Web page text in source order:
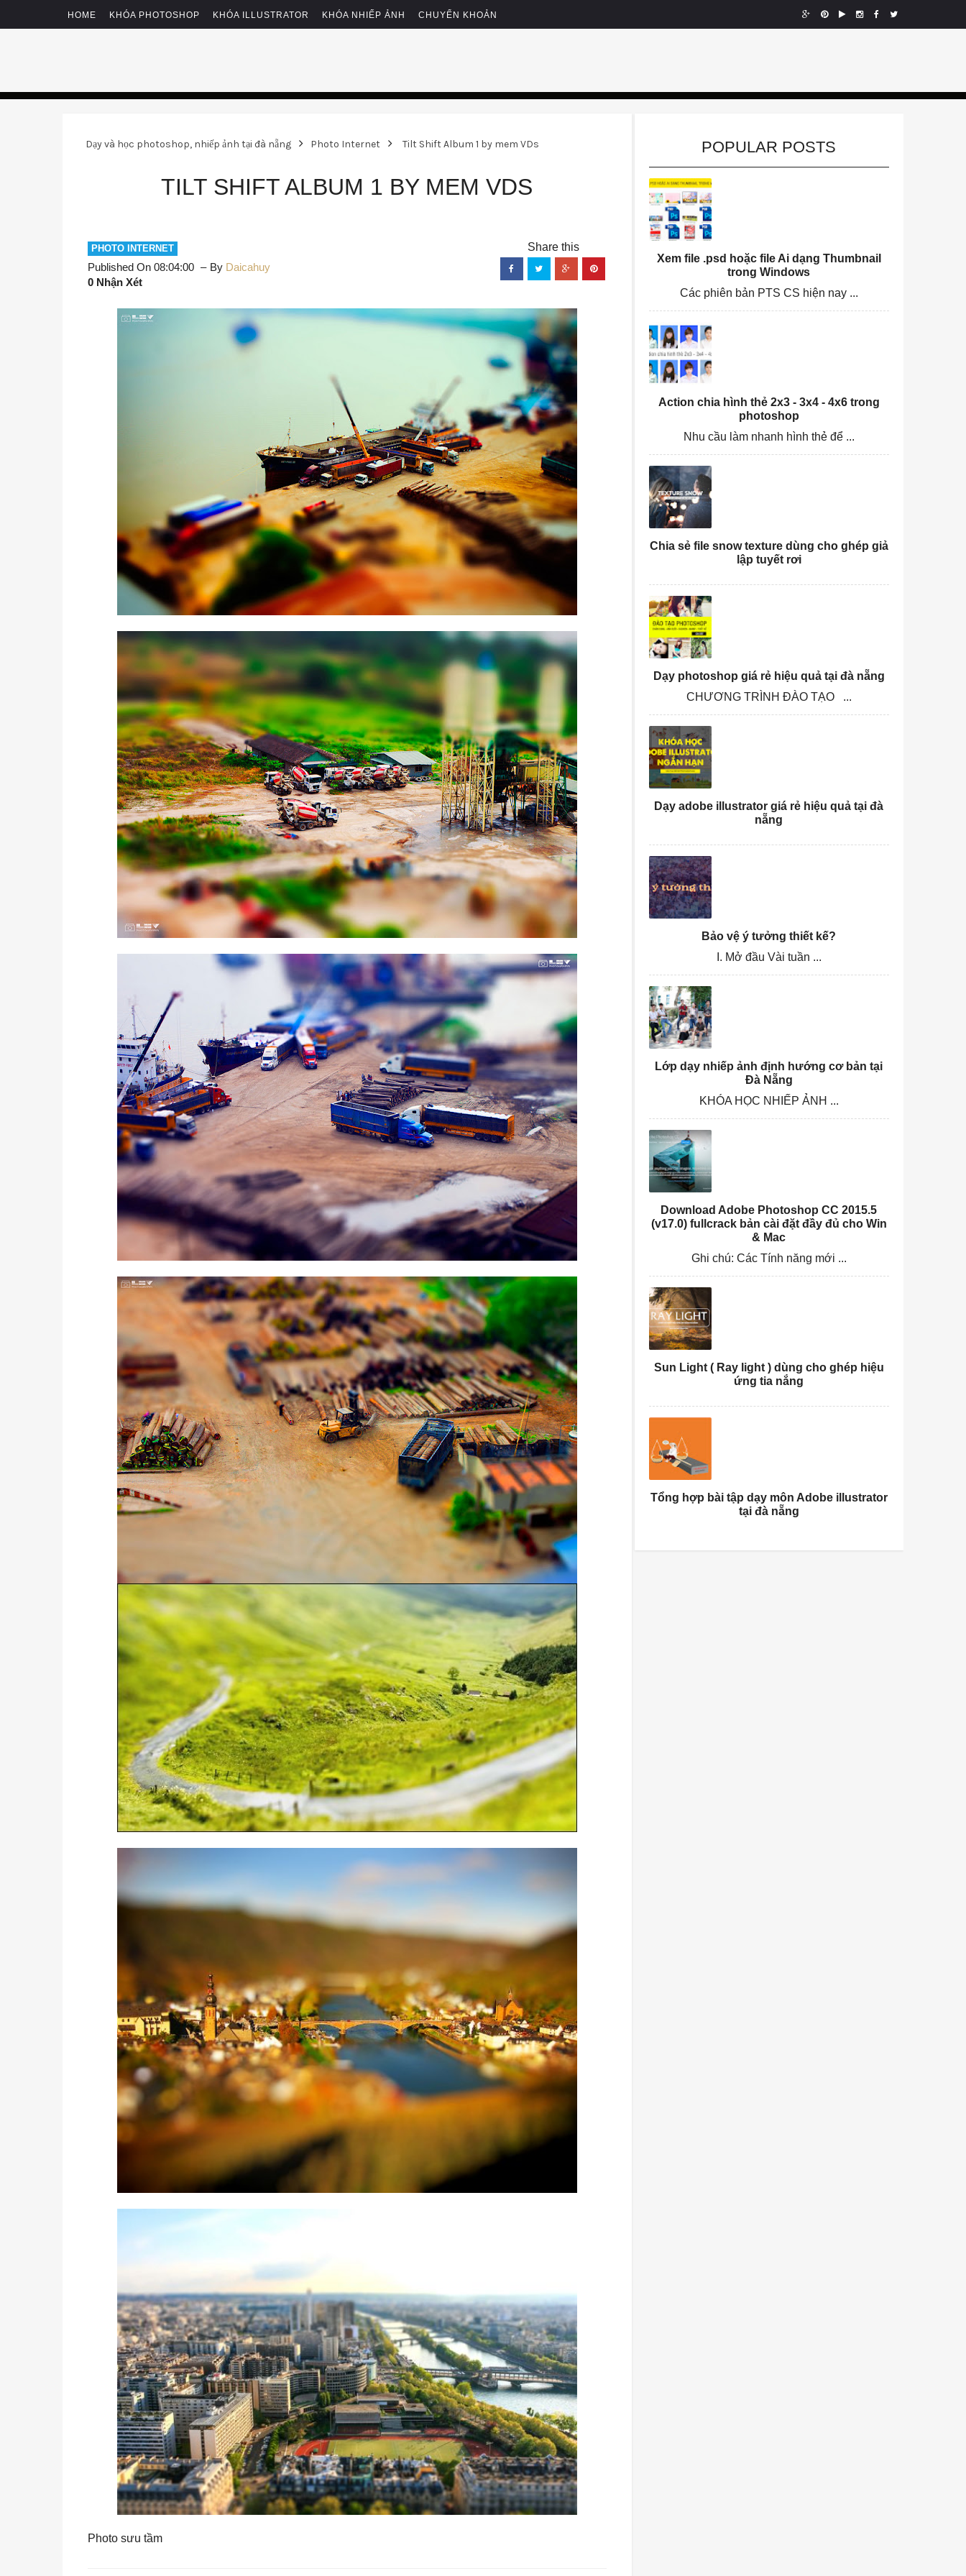
HOME KHÓA PHOTOSHOP KHÓA ILLUSTRATOR KHÓA NHIẾP ẢNH CHUYỂN KHOẢN
Dạy và học photoshop, nhiếp ảnh tại đà nẵng Photo Internet Tilt Shift Album 1 by mem VDs
TILT SHIFT ALBUM 1 BY MEM VDS
PHOTO INTERNET
Published On 08:04:00 By Daicahuy
0 Nhận Xét
Photo sưu tầm
POPULAR POSTS
Xem file .psd hoặc file Ai dạng Thumbnail
trong Windows
Các phiên bản PTS CS hiện nay ...
Action chia hình thẻ 2x3 - 3x4 - 4x6 trong
photoshop
Nhu cầu làm nhanh hình thẻ để ...
Chia sẻ file snow texture dùng cho ghép giả
lập tuyết rơi
Dạy photoshop giá rẻ hiệu quả tại đà nẵng
CHƯƠNG TRÌNH ĐÀO TẠO ...
Dạy adobe illustrator giá rẻ hiệu quả tại đà
nẵng
Bảo vệ ý tưởng thiết kế?
I. Mở đầu Vài tuần ...
Lớp dạy nhiếp ảnh định hướng cơ bản tại
Đà Nẵng
KHÓA HỌC NHIẾP ẢNH ...
Download Adobe Photoshop CC 2015.5
(v17.0) fullcrack bản cài đặt đầy đủ cho Win
& Mac
Ghi chú: Các Tính năng mới ...
Sun Light ( Ray light ) dùng cho ghép hiệu
ứng tia nắng
Tổng hợp bài tập dạy môn Adobe illustrator
tại đà nẵng